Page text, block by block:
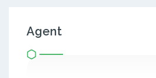
Agent